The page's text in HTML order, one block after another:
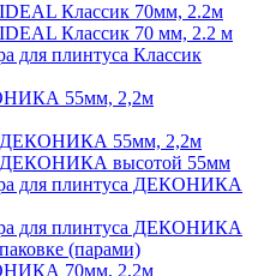
Классик 70мм, 2.2м
Классик 70 мм, 2.2 м
для плинтуса Классик
55мм, 2,2м
ДЕКОНИКА 55мм, 2,2м
ДЕКОНИКА высотой 55мм
для плинтуса ДЕКОНИКА
для плинтуса ДЕКОНИКА
(парами)
70мм, 2,2м